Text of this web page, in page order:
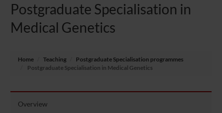
Postgraduate Specialisation in
Medical Genetics
Home Teaching
Postgraduate Specialisation programmes
Postgraduate Specialisation in Medical Genetics
Overview